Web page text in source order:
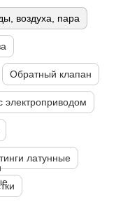
воздуха, пара
Обратный клапан
электроприводом
латунные